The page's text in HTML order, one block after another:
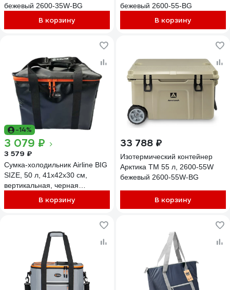
бежевый 2600-35W-BG
В корзину
бежевый 2600-55-BG
В корзину
-14%
3 079 ₽
3 579 ₽
Сумка-холодильник Airline BIG
SIZE, 50 л, 41x42x30 см,
вертикальная, черная
В корзину
33 788 ₽
Изотермический контейнер
Арктика ТМ 55 л, 2600-55W
бежевый 2600-55W-BG
В корзину